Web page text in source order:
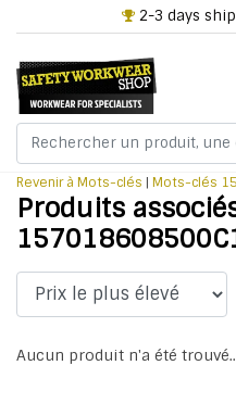
2-3 days
Revenir à Mots-clés | Mots-clés
Produits
Aucun produit n'a été